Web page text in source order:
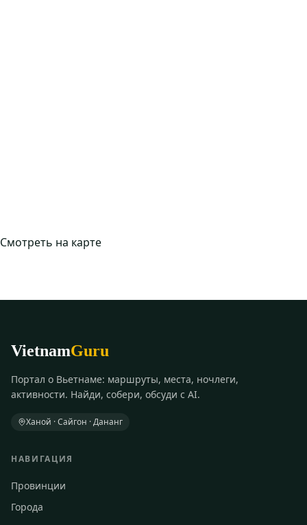
Смотреть на карте
VietnamGuru
Портал о Вьетнаме: маршруты, места, ночлеги,
активности. Найди, собери, обсуди с AI.
Ханой · Сайгон · Дананг
НАВИГАЦИЯ
Провинции
Города